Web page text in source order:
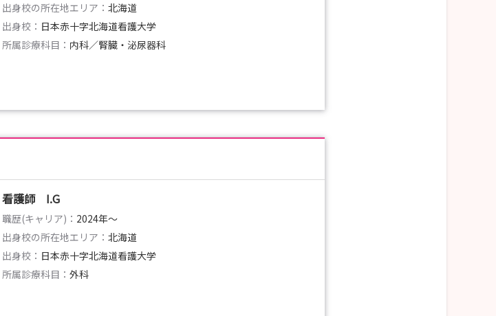
出身校の所在地エリア： 北海道
出身校： 日本赤十字北海道看護大学
所属診療科目： 内科／腎臓・泌尿器科
看護師 I.G
職歴(キャリア)： 2024年〜
出身校の所在地エリア： 北海道
出身校： 日本赤十字北海道看護大学
所属診療科目： 外科